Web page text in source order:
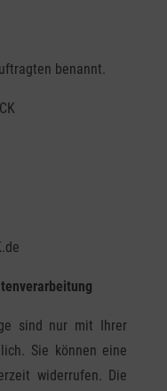
benannt.
sind nur mit Ihrer
Sie können eine
widerrufen. Die